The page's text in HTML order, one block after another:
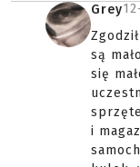
Grey
są
się
i